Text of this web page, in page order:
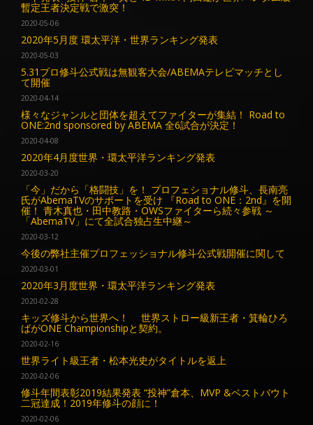
暫定王者決定戦で激突！
2020-05-06
2020年5月度 環太平洋・世界ランキング発表
2020-05-03
5.31プロ修斗公式戦は無観客大会/ABEMAテレビマッチとし
て開催
2020-04-14
様々なジャンルと団体を超えてファイターが集結！ Road to
ONE:2nd sponsored by ABEMA 全6試合が決定！
2020-04-08
2020年4月度世界・環太平洋ランキング発表
2020-03-20
「今」だから「格闘技」を！ プロフェショナル修斗、長南亮
氏がAbemaTVのサポートを受け 『Road to ONE：2nd』を開
催！ 青木真也・田中教路・OWSファイターら続々参戦 ～
「AbemaTV」にて全試合独占生中継～
2020-03-12
今後の弊社主催プロフェッショナル修斗公式戦開催に関して
2020-03-01
2020年3月度世界・環太平洋ランキング発表
2020-02-28
キッズ修斗から世界へ！ 世界ストロー級新王者・箕輪ひろ
ばがONE Championshipと契約。
2020-02-16
世界ライト級王者・松本光史がタイトルを返上
2020-02-06
修斗年間表彰2019結果発表 “投神”倉本、MVP &ベストバウト
二冠達成！2019年修斗の顔に！
2020-02-06